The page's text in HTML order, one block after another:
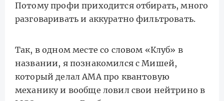
Потому профи приходится отбирать, много
разговаривать и аккуратно фильтровать.
Так, в одном месте со словом «Клуб» в
названии, я познакомился с Мишей,
который делал АМА про квантовую
механику и вообще ловил свои нейтрино в